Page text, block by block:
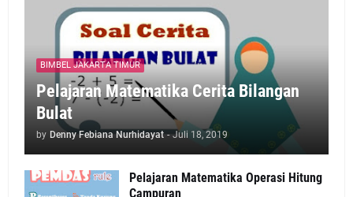
BIMBEL JAKARTA TIMUR
Pelajaran Matematika Cerita Bilangan
Bulat
by Denny Febiana Nurhidayat - Juli 18, 2019
Pelajaran Matematika Operasi Hitung
Campuran